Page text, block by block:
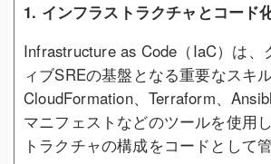
1. インフラストラクチャとコード
Infrastructure as Code（IaC）は、
ィブSREの基盤となる重要なスキ
CloudFormation、Terraform、
マニフェストなどのツールを使用
トラクチャの構成をコードとして